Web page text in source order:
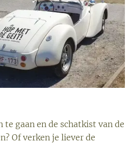
gaan en de schatkist van de
Of verken je liever de